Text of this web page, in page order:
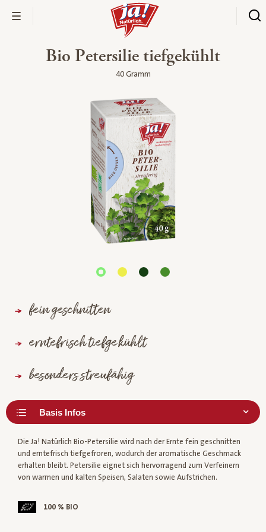
Bio Petersilie tiefgekühlt
40 Gramm
fein geschnitten
erntefrisch tiefgekühlt
besonders streufähig
Die Ja! Natürlich Bio-Petersilie wird nach der Ernte fein geschnitten
und erntefrisch tiefgefroren, wodurch der aromatische Geschmack
erhalten bleibt. Petersilie eignet sich hervorragend zum Verfeinern
von warmen und kalten Speisen, Salaten sowie Aufstrichen.
100 % BIO